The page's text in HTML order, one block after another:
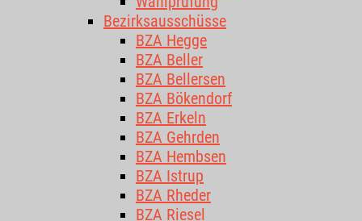
Bezirksausschüsse
BZA Hegge
BZA Beller
BZA Bellersen
BZA Bökendorf
BZA Erkeln
BZA Gehrden
BZA Hembsen
BZA Istrup
BZA Rheder
BZA Riesel